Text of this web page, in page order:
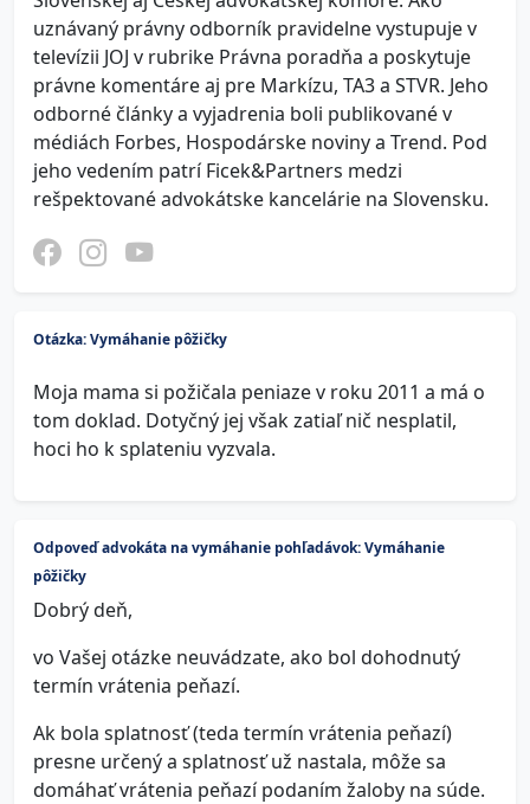
uznávaný právny odborník pravidelne vystupuje v
televízii JOJ v rubrike Právna poradňa a poskytuje
právne komentáre aj pre Markízu, TA3 a STVR. Jeho
odborné články a vyjadrenia boli publikované v
médiách Forbes, Hospodárske noviny a Trend. Pod
jeho vedením patrí Ficek&Partners medzi
rešpektované advokátske kancelárie na Slovensku.
Otázka: Vymáhanie pôžičky
Moja mama si požičala peniaze v roku 2011 a má o
tom doklad. Dotyčný jej však zatiaľ nič nesplatil,
hoci ho k splateniu vyzvala.
Odpoveď advokáta na vymáhanie pohľadávok: Vymáhanie
pôžičky
Dobrý deň,
vo Vašej otázke neuvádzate, ako bol dohodnutý
termín vrátenia peňazí.
Ak bola splatnosť (teda termín vrátenia peňazí)
presne určený a splatnosť už nastala, môže sa
domáhať vrátenia peňazí podaním žaloby na súde.